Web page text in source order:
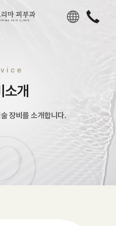
소개
장비를 소개합니다.